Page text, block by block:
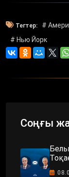
Тегтер: #
# Нью Йорк
Соңғы